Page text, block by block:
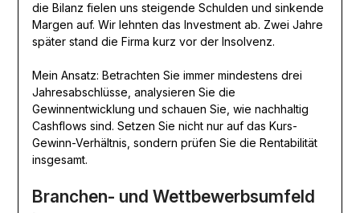
die Bilanz fielen uns steigende Schulden und sinkende
Margen auf. Wir lehnten das Investment ab. Zwei Jahre
später stand die Firma kurz vor der Insolvenz.
Mein Ansatz: Betrachten Sie immer mindestens drei
Jahresabschlüsse, analysieren Sie die
Gewinnentwicklung und schauen Sie, wie nachhaltig
Cashflows sind. Setzen Sie nicht nur auf das Kurs-
Gewinn-Verhältnis, sondern prüfen Sie die Rentabilität
insgesamt.
Branchen- und Wettbewerbsumfeld